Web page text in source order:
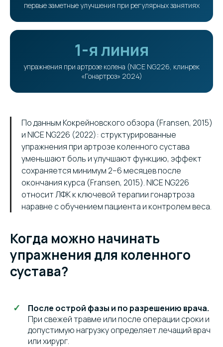
первые заметные улучшения при регулярных занятиях
1-я линия
упражнения при артрозе колена (NICE NG226, клинрек
«Гонартроз» 2024)
По данным Кокрейновского обзора (Fransen, 2015)
и NICE NG226 (2022): структурированные
упражнения при артрозе коленного сустава
уменьшают боль и улучшают функцию, эффект
сохраняется минимум 2–6 месяцев после
окончания курса (Fransen, 2015). NICE NG226
относит ЛФК к ключевой терапии гонартроза
наравне с обучением пациента и контролем веса.
Когда можно начинать
упражнения для коленного
сустава?
После острой фазы и по разрешению врача.
При свежей травме или после операции сроки и
допустимую нагрузку определяет лечащий врач
или хирург.